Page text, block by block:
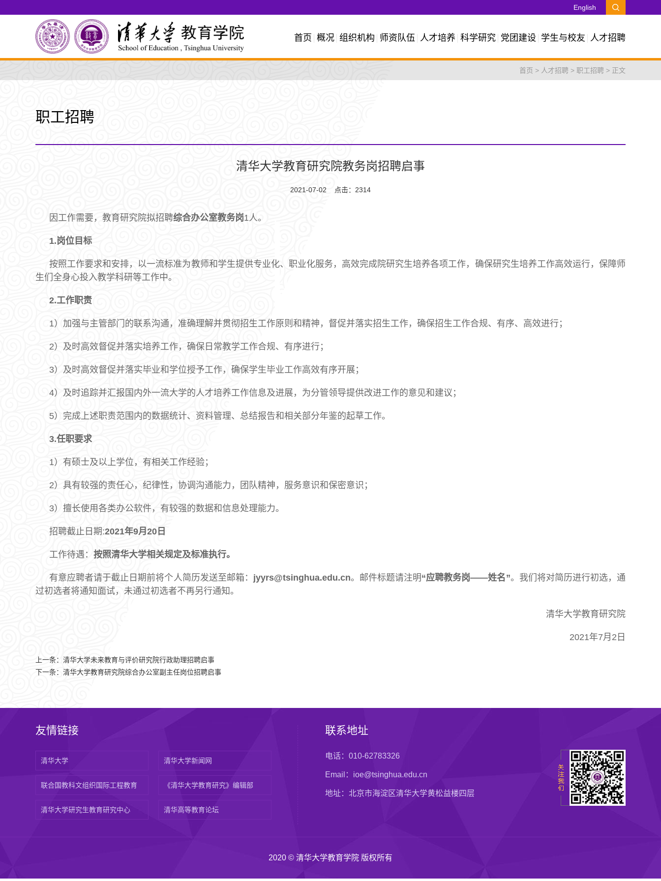
English
首页 概况 组织机构 师资队伍 人才培养 科学研究 党团建设 学生与校友 人才招聘
首页 > 人才招聘 > 职工招聘 > 正文
职工招聘
清华大学教育研究院教务岗招聘启事
2021-07-02 点击： 2314
因工作需要，教育研究院拟招聘综合办公室教务岗1人。
1.岗位目标
按照工作要求和安排，以一流标准为教师和学生提供专业化、职业化服务，高效完成院研究生培养各项工作，确保研究生培养工作高效运行，保障师
生们全身心投入教学科研等工作中。
2.工作职责
1）加强与主管部门的联系沟通，准确理解并贯彻招生工作原则和精神，督促并落实招生工作，确保招生工作合规、有序、高效进行；
2）及时高效督促并落实培养工作，确保日常教学工作合规、有序进行；
3）及时高效督促并落实毕业和学位授予工作，确保学生毕业工作高效有序开展；
4）及时追踪并汇报国内外一流大学的人才培养工作信息及进展，为分管领导提供改进工作的意见和建议；
5）完成上述职责范围内的数据统计、资料管理、总结报告和相关部分年鉴的起草工作。
3.任职要求
1）有硕士及以上学位，有相关工作经验；
2）具有较强的责任心，纪律性，协调沟通能力，团队精神，服务意识和保密意识；
3）擅长使用各类办公软件，有较强的数据和信息处理能力。
招聘截止日期:2021年9月 20 日
工作待遇： 按照清华大学相关规定及标准执行。
有意应聘者请于截止日期前将个人简历发送至邮箱： jyyrs@tsinghua.edu.cn。邮件标题请注明“应聘教务岗——姓名 ”。我们将对简历进行初选，通
过初选者将通知面试，未通过初选者不再另行通知。
清华大学教育研究院
2021年7月2日
上一条： 清华大学未来教育与评价研究院行政助理招聘启事
下一条： 清华大学教育研究院综合办公室副主任岗位招聘启事
友情链接
清华大学 清华大学新闻网
联合国教科文组织国际工程教育 《清华大学教育研究》编辑部
清华大学研究生教育研究中心 清华高等教育论坛
联系地址
电话：010-62783326
Email：ioe@tsinghua.edu.cn
地址：北京市海淀区清华大学黄松益楼四层
2020 © 清华大学教育学院 版权所有